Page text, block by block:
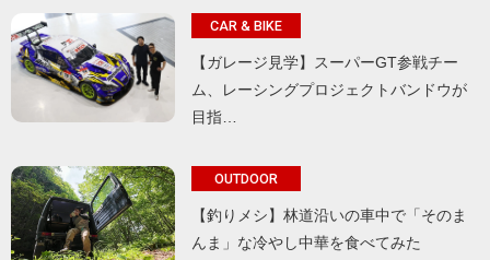
CAR & BIKE
【ガレージ見学】スーパーGT参戦チー
ム、レーシングプロジェクトバンドウが
目指…
OUTDOOR
【釣りメシ】林道沿いの車中で「そのま
んま」な冷やし中華を食べてみた